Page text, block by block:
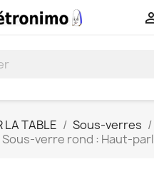
LA TABLE Sous-verres
Sous-verre rond : Haut-